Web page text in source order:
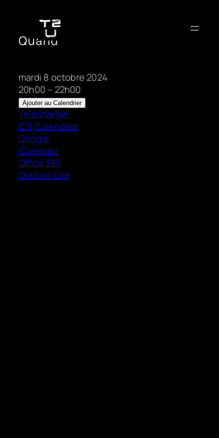
contenu
Quand
mardi 8 octobre 2024
20h00 – 22h00
Ajouter au Calendrier
Télécharger
ICSCalendrier
Google
iCalendar
Office 365
Outlook Live